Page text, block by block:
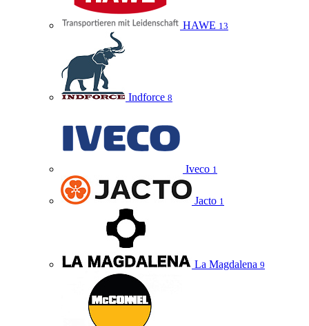
HAWE 13
Indforce 8
Iveco 1
Jacto 1
La Magdalena 9